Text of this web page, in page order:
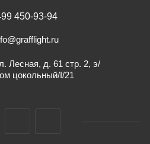
450-93-94
Лесная, д. 61 стр. 2, э/
цокольный/I/21